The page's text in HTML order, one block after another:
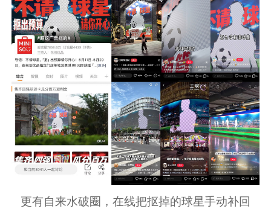
更有自来水破圈，在线把抠掉的球星手动补回